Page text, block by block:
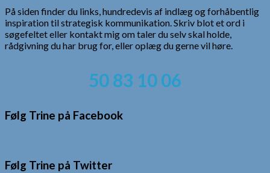
På siden finder du links, hundredevis af indlæg og forhåbentlig
inspiration til strategisk kommunikation. Skriv blot et ord i
søgefeltet eller kontakt mig om taler du selv skal holde,
rådgivning du har brug for, eller oplæg du gerne vil høre.
50 83 10 06
Følg Trine på Facebook
Følg Trine på Twitter